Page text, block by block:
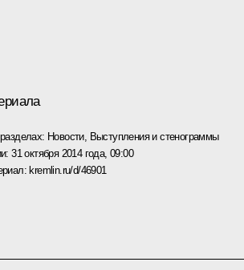
Новости, Выступления и стенограммы
31 октября 2014 года, 09:00
kremlin.ru/d/46901